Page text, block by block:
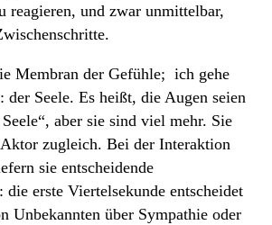
reagieren, und zwar unmittelbar,
Membran der Gefühle; ich gehe
der Seele. Es heißt, die Augen seien
aber sie sind viel mehr. Sie
zugleich. Bei der Interaktion
sie entscheidende
die erste Viertelsekunde entscheidet
Unbekannten über Sympathie oder